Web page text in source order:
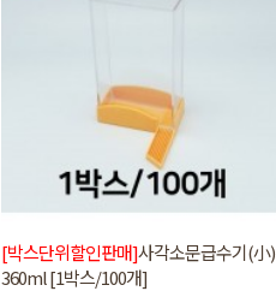
[박스단위할인판매]사각소문급수기(小)
360ml [1박스/100개]